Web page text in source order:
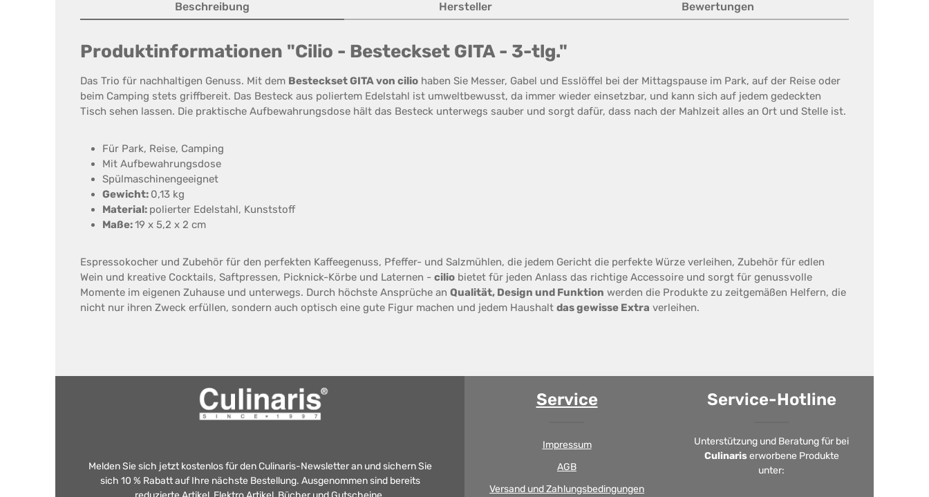
Beschreibung Hersteller Bewertungen
Produktinformationen "Cilio - Besteckset GITA - 3-tlg."
Das Trio für nachhaltigen Genuss. Mit dem Besteckset GITA von cilio haben Sie Messer, Gabel und Esslöffel bei der Mittagspause im Park, auf der Reise oder
beim Camping stets griffbereit. Das Besteck aus poliertem Edelstahl ist umweltbewusst, da immer wieder einsetzbar, und kann sich auf jedem gedeckten
Tisch sehen lassen. Die praktische Aufbewahrungsdose hält das Besteck unterwegs sauber und sorgt dafür, dass nach der Mahlzeit alles an Ort und Stelle ist.
Für Park, Reise, Camping
Mit Aufbewahrungsdose
Spülmaschinengeeignet
Gewicht: 0,13 kg
Material: polierter Edelstahl, Kunststoff
Maße:19 x 5,2 x 2 cm
Espressokocher und Zubehör für den perfekten Kaffeegenuss, Pfeffer- und Salzmühlen, die jedem Gericht die perfekte Würze verleihen, Zubehör für edlen
Wein und kreative Cocktails, Saftpressen, Picknick-Körbe und Laternen - cilio bietet für jeden Anlass das richtige Accessoire und sorgt für genussvolle
Momente im eigenen Zuhause und unterwegs. Durch höchste Ansprüche an Qualität, Design und Funktion werden die Produkte zu zeitgemäßen Helfern, die
nicht nur ihren Zweck erfüllen, sondern auch optisch eine gute Figur machen und jedem Haushalt das gewisse Extra verleihen.
Melden Sie sich jetzt kostenlos für den Culinaris-Newsletter an und sichern Sie
sich 10 % Rabatt auf Ihre nächste Bestellung. Ausgenommen sind bereits
Service
Impressum
AGB
Versand und Zahlungsbedingungen
Service-Hotline
Unterstützung und Beratung für bei
Culinariserworbene Produkte
unter: